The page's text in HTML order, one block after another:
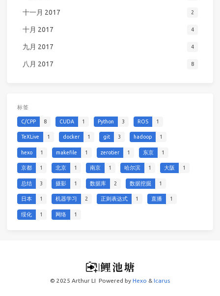
十一月 2017 2
十月 2017 4
九月 2017 4
八月 2017 8
标签
C/CPP 8 CUDA 1 Python 3 ROS 1
TeXLive 1 docker 1 git 3 hadoop 1
hexo 1 makefile 1 zerotier 1 东京 1
京都 1 北京 1 南京 1 哈尔滨 1 大阪 1
总结 3 摄影 1 数据库 2 数据挖掘 1
日本 1 机器学习 2 正则表达式 1 直播 1
绥化 1 网络 1
© 2025 Arthur LI Powered by Hexo & Icarus